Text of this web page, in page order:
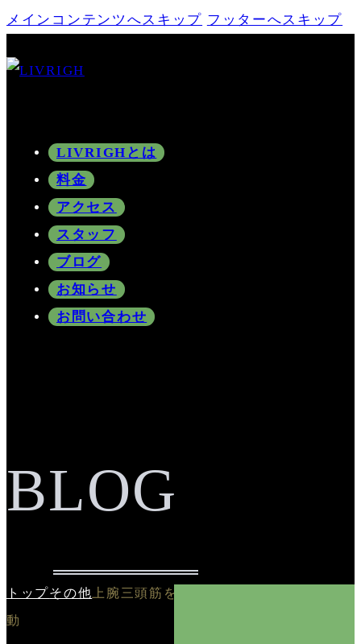
メインコンテンツへスキップ フッターへスキップ
LIVRIGHとは
料金
アクセス
スタッフ
ブログ
お知らせ
お問い合わせ
BLOG
トップその他上腕三頭筋をターゲットにした運
動